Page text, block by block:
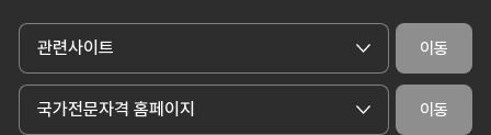
관련사이트 이동
국가전문자격 홈페이지 이동